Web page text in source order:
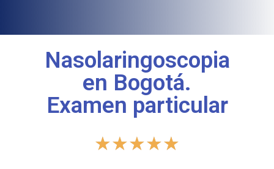
Nasolaringoscopia
en Bogotá.
Examen particular
★★★★★